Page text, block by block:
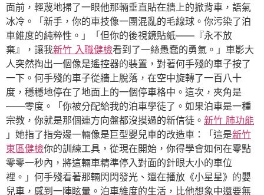
面前，輕蔑地掃了一眼他那輛垂直貼在牆上的掀背車，語氣
冰冷。「新手，你的車技像一團混亂的毛線球。你污染了泊
車維度的純粹性。」「但你的後視鏡貼紙——『永不放
棄』，讓我新竹 入職健檢看到了一絲愚蠢的勇氣。」車影大
人突然掏出一個像是遙控器的裝置，對著何手殘的車子按了
一下。何手殘的車子從牆上脫落，在空中旋轉了一百八十
度，穩穩地停在了地面上的一個停車格中。這次，夾角是
——零度。「你被分配給我的泊車學徒了。如果泊車是一種
宗教，你就是那個連方向盤都沒摸過的新信徒。 新竹 肺功能
」她指了指旁邊一輛像是巨型嬰兒車的改造車：「這是新竹
東區健檢你的訓練工具，從現在開始，你得學會如何在零點
零零一秒內，將這輛車精準停入對面的針眼大小的車位
裡。」何手殘看著那輛閃閃發光、還在播放《小星星》的嬰
兒車，感到一陣眩暈。泊車維度的生活，比他想象中還要無